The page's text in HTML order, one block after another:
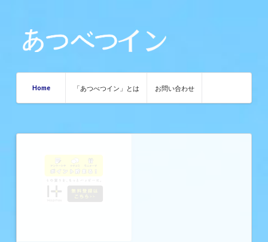
Home 「あつべつイン」とは お問い合わせ